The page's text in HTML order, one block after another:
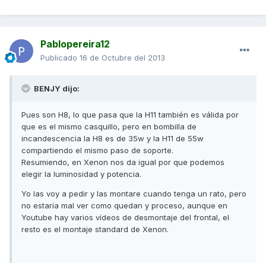
Pablopereira12
Publicado 16 de Octubre del 2013
BENJY dijo:
Pues son H8, lo que pasa que la H11 también es válida por
que es el mismo casquillo, pero en bombilla de
incandescencia la H8 es de 35w y la H11 de 55w
compartiendo el mismo paso de soporte.
Resumiendo, en Xenon nos da igual por que podemos
elegir la luminosidad y potencia.
Yo las voy a pedir y las montare cuando tenga un rato, pero
no estaría mal ver como quedan y proceso, aunque en
Youtube hay varios vídeos de desmontaje del frontal, el
resto es el montaje standard de Xenon.